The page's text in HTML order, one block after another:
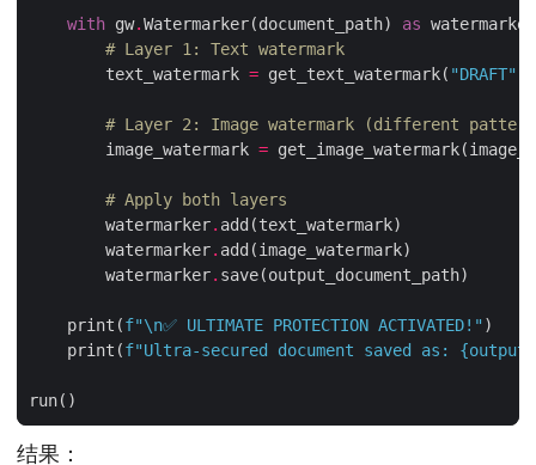
with gw.Watermarker(document_path) as
# Layer 1: Text watermark
        text_watermark
= get_text_watermark( "DRAFT"
# Layer 2: Image watermark (different
        image_watermark
=
# Apply both layers
        watermarker
.
        watermarker
.
        watermarker
.
    print(
f"\n✅ ULTIMATE PROTECTION ACTIVATED!"
    print(
f"Ultra-secured document saved as: {
结果：